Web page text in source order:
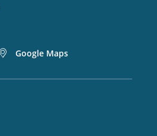
Google Maps